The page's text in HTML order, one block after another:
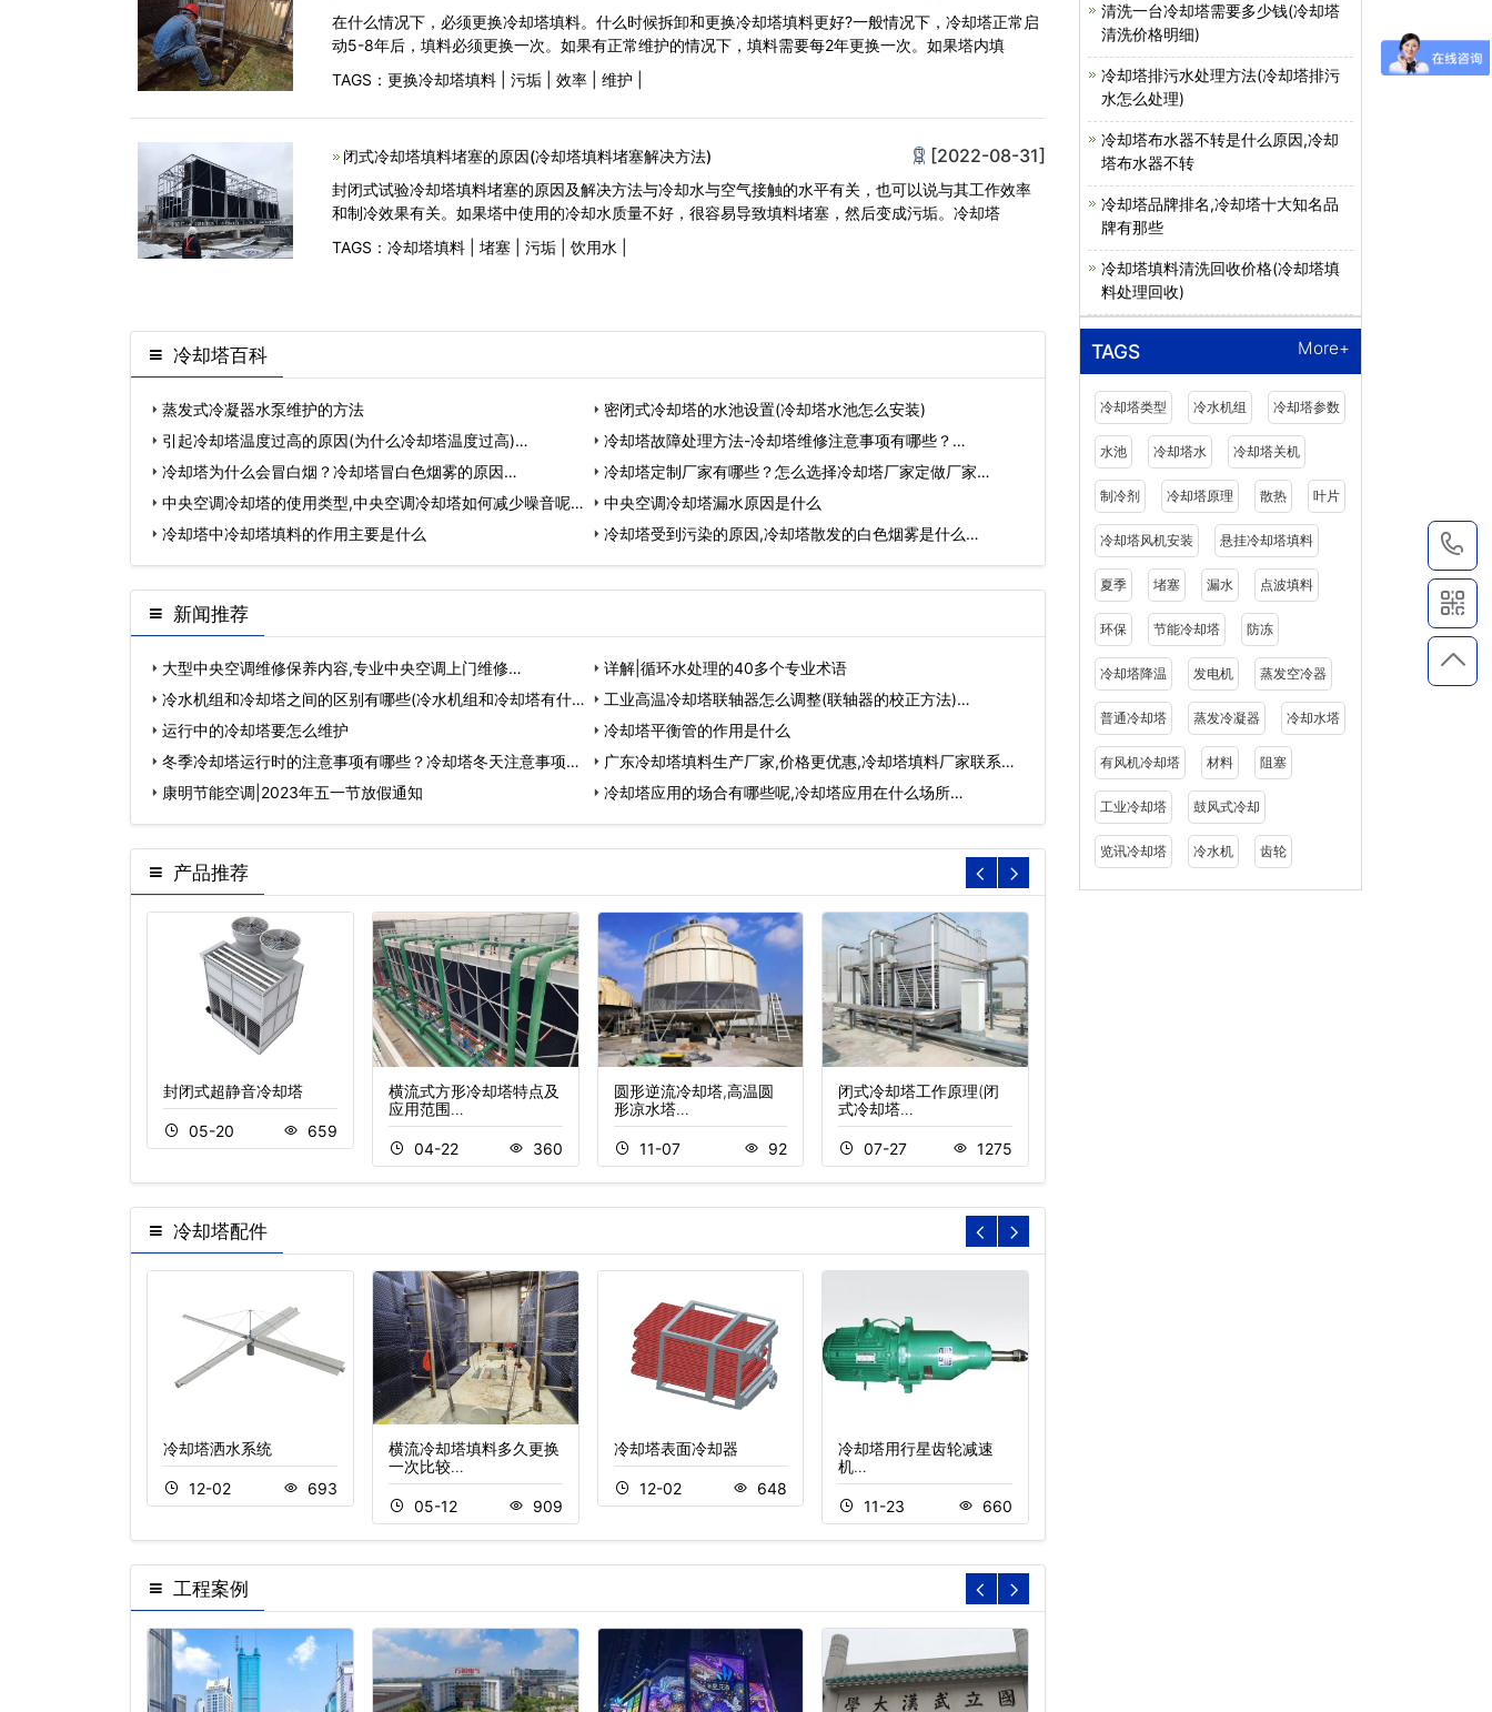
在什么情况下，必须更换冷却塔填料。什么时候拆卸和更换冷却塔填料更好?一般情况下，冷却塔正常启
动5-8年后，填料必须更换一次。如果有正常维护的情况下，填料需要每2年更换一次。如果塔内填
TAGS： 更换冷却塔填料| 污垢| 效率| 维护
闭式冷却塔填料堵塞的原因(冷却塔填料堵塞解决方法) [2022-08-31]
封闭式试验冷却塔填料堵塞的原因及解决方法与冷却水与空气接触的水平有关，也可以说与其工作效率
和制冷效果有关。如果塔中使用的冷却水质量不好，很容易导致填料堵塞，然后变成污垢。冷却塔
TAGS： 冷却塔填料| 堵塞| 污垢| 饮用水
冷却塔百科
蒸发式冷凝器水泵维护的方法
密闭式冷却塔的水池设置(冷却塔水池怎么安装)
引起冷却塔温度过高的原因(为什么冷却塔温度过高)…
冷却塔故障处理方法-冷却塔维修注意事项有哪些？…
冷却塔为什么会冒白烟？冷却塔冒白色烟雾的原因…
冷却塔定制厂家有哪些？怎么选择冷却塔厂家定做厂家…
中央空调冷却塔的使用类型,中央空调冷却塔如何减少噪音呢…
中央空调冷却塔漏水原因是什么
冷却塔中冷却塔填料的作用主要是什么
冷却塔受到污染的原因,冷却塔散发的白色烟雾是什么…
新闻推荐
大型中央空调维修保养内容,专业中央空调上门维修…
详解|循环水处理的40多个专业术语
冷水机组和冷却塔之间的区别有哪些(冷水机组和冷却塔有什么
区别)…
工业高温冷却塔联轴器怎么调整(联轴器的校正方法)…
运行中的冷却塔要怎么维护
冷却塔平衡管的作用是什么
冬季冷却塔运行时的注意事项有哪些？冷却塔冬天注意事项…
广东冷却塔填料生产厂家,价格更优惠,冷却塔填料厂家联系方
式…
康明节能空调|2023年五一节放假通知 冷却塔应用的场合有哪些呢,冷却塔应用在什么场所…
产品推荐
封闭式超静音冷却塔
05-20 659
横流式方形冷却塔特点及
应用范围…
04-22 360
圆形逆流冷却塔,高温圆
形凉水塔…
11-07 92
闭式冷却塔工作原理(闭
式冷却塔…
07-27 1275
冷却塔配件
冷却塔洒水系统
12-02 693
横流冷却塔填料多久更换
一次比较…
05-12 909
冷却塔表面冷却器
12-02 648
冷却塔用行星齿轮减速
机…
11-23 660
工程案例
清洗一台冷却塔需要多少钱(冷却塔
清洗价格明细)
冷却塔排污水处理方法(冷却塔排污
水怎么处理)
冷却塔布水器不转是什么原因,冷却
塔布水器不转
冷却塔品牌排名,冷却塔十大知名品
牌有那些
冷却塔填料清洗回收价格(冷却塔填
料处理回收)
TAGS More+
冷却塔类型 冷水机组 冷却塔参数
水池 冷却塔水 冷却塔关机
制冷剂 冷却塔原理 散热 叶片
冷却塔风机安装 悬挂冷却塔填料
夏季 堵塞 漏水 点波填料
环保 节能冷却塔 防冻
冷却塔降温 发电机 蒸发空冷器
普通冷却塔 蒸发冷凝器 冷却水塔
有风机冷却塔 材料 阻塞
工业冷却塔 鼓风式冷却
览讯冷却塔 冷水机 齿轮